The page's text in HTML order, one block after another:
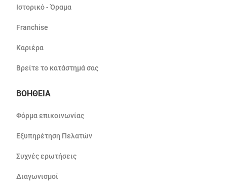
Ιστορικό - Όραμα
Franchise
Καριέρα
Βρείτε το κατάστημά σας
ΒΟΗΘΕΙΑ
Φόρμα επικοινωνίας
Εξυπηρέτηση Πελατών
Συχνές ερωτήσεις
Διαγωνισμοί